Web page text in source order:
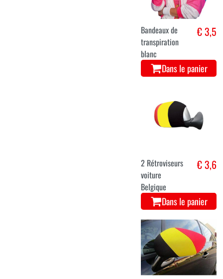
Bandeaux de
transpiration
blanc
€ 3,5
Dans le panier
2 Rétroviseurs
voiture
Belgique
€ 3,6
Dans le panier